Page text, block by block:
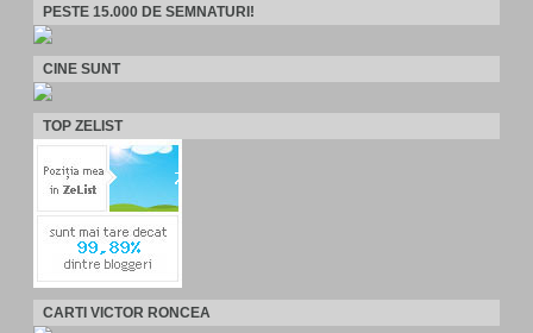
PESTE 15.000 DE SEMNATURI!
CINE SUNT
TOP ZELIST
CARTI VICTOR RONCEA